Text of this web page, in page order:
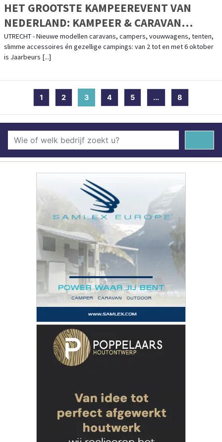
HET GROOTSTE KAMPEEREVENT VAN
NEDERLAND: KAMPEER & CARAVAN
JAARBEURS
UTRECHT - Nieuwe modellen caravans, campers, vouwwagens, tenten,
slimme accessoires én gezellige campings: van 2 tot en met 6 oktober
is Jaarbeurs [...]
1 2 3 (current)
4 5 ... 8